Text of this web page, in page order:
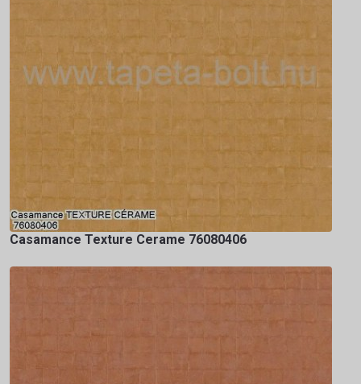
Casamance Texture Cerame 76080406